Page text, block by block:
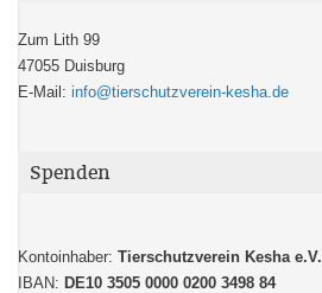
Zum Lith 99
47055 Duisburg
E-Mail: info@tierschutzverein-kesha.de
Spenden
Kontoinhaber: Tierschutzverein Kesha e.V.
IBAN: DE10 3505 0000 0200 3498 84